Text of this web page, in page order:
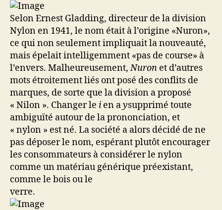
Selon Ernest Gladding, directeur de la division
Nylon en 1941, le nom était à l’origine «Nuron»,
ce qui non seulement impliquait la nouveauté,
mais épelait intelligemment «pas de course» à
l’envers. Malheureusement,Nuron et d’autres
mots étroitement liés ont posé des conflits de
marques, de sorte que la division a proposé
« Nilon ». Changer le i en aysupprimé toute
ambiguïté autour de la prononciation, et
« nylon » est né. La société a alors décidé de ne
pas déposer le nom, espérant plutôt encourager
les consommateurs à considérer le nylon
comme un matériau générique préexistant,
comme le bois ou le
verre.